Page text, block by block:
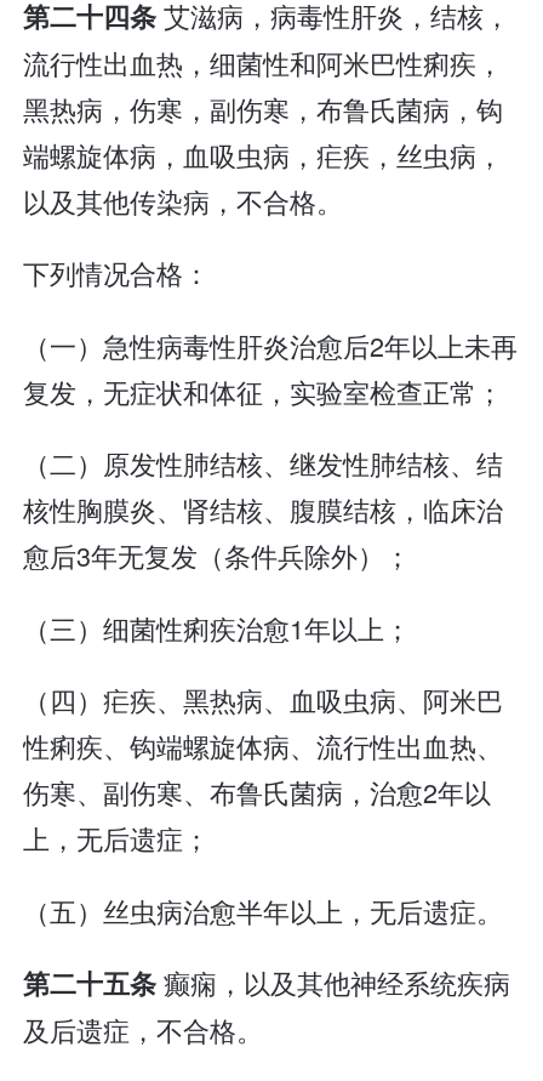
第二十四条艾滋病，病毒性肝炎，结核，
流行性出血热，细菌性和阿米巴性痢疾，
黑热病，伤寒，副伤寒，布鲁氏菌病，钩
端螺旋体病，血吸虫病，疟疾，丝虫病，
以及其他传染病，不合格。
下列情况合格：
（一）急性病毒性肝炎治愈后2年以上未再
复发，无症状和体征，实验室检查正常；
（二）原发性肺结核、继发性肺结核、结
核性胸膜炎、肾结核、腹膜结核，临床治
愈后3年无复发（条件兵除外）；
（三）细菌性痢疾治愈1年以上；
（四）疟疾、黑热病、血吸虫病、阿米巴
性痢疾、钩端螺旋体病、流行性出血热、
伤寒、副伤寒、布鲁氏菌病，治愈2年以
上，无后遗症；
（五）丝虫病治愈半年以上，无后遗症。
第二十五条癫痫，以及其他神经系统疾病
及后遗症，不合格。